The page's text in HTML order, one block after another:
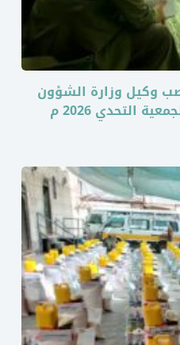
وكيل وزارة الشؤون
التحدي 2026 م